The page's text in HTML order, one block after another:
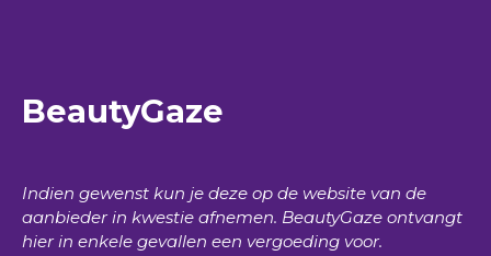
BeautyGaze
Indien gewenst kun je deze op de website van de
aanbieder in kwestie afnemen. BeautyGaze ontvangt
hier in enkele gevallen een vergoeding voor.